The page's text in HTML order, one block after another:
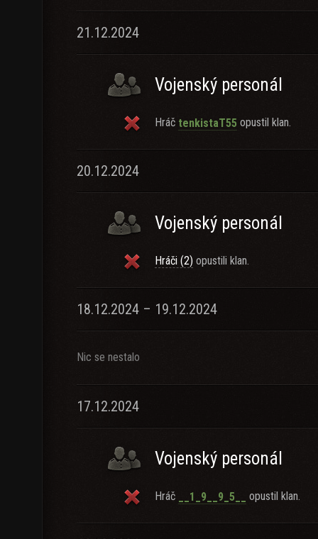
21.12.2024
Vojenský personál
Hráč tenkistaT55 opustil klan.
20.12.2024
Vojenský personál
Hráči (2) opustili klan.
18.12.2024 – 19.12.2024
Nic se nestalo
17.12.2024
Vojenský personál
Hráč __1_9__9_5__ opustil klan.